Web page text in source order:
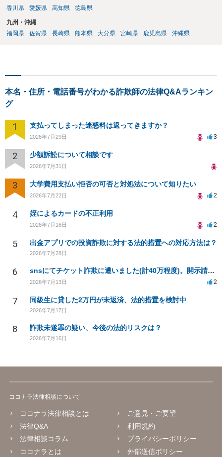
香川県
愛媛県 高知県 徳島県
九州・沖縄
福岡県
佐賀県 長崎県 熊本県 大分県 宮崎県 鹿児島県 沖縄県
本名・住所・電話番号がわかる詐欺師の法律Q&Aランキン
グ
1 支払ってしまった迷惑料は返ってきますか？
2026年7月29日 3
2 少額訴訟について相談です
2026年7月31日
3 大学費用支払い拒否の可否と対処法について知りたい
2026年7月22日 2
4 姪によるカードの不正利用
2026年7月16日 2
5 出金アプリでの投資詐欺に対する法的措置への対応方法は？
2026年7月28日
6 snsにてチケット詐欺に遭いました(計40万程度)。開示請求や今後の対応について質問したいです。
2026年7月13日 2
7 同級生に貸した2万円が未返済、法的措置を検討中
2026年7月17日
8 詐欺未遂罪の疑い、今後の法的リスクは？
2026年7月16日
ココナラ法律相談について
ココナラ法律相談とは
法律Q&A
法律相談コラム
ココナラとは
ご意見・ご要望
利用規約
プライバシーポリシー
外部送信ポリシー